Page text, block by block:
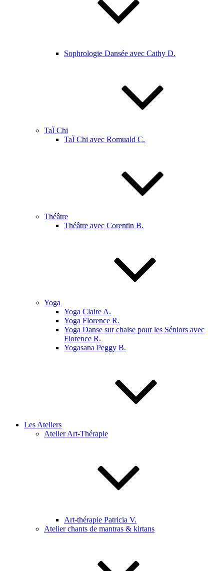
Sophrologie Dansée avec Cathy D.
TaÏ Chi
TaÏ Chi avec Romuald C.
Théâtre
Théâtre avec Corentin B.
Yoga
Yoga Claire A.
Yoga Florence R.
Yoga Danse sur chaise pour les Séniors avec
Florence R.
Yogasana Peggy B.
Les Ateliers
Atelier Art-Thérapie
Art-thérapie Patricia V.
Atelier chants de mantras & kirtans